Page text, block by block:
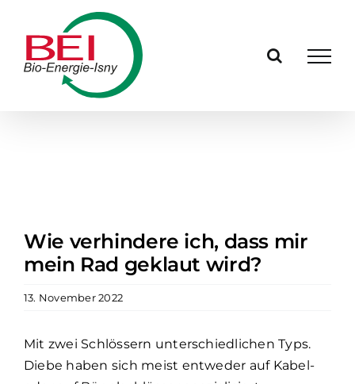
Inhalt
springen
Wie verhindere ich, dass mir
mein Rad geklaut wird?
13. November 2022
Mit zwei Schlössern unterschiedlichen Typs.
Diebe haben sich meist entweder auf Kabel-